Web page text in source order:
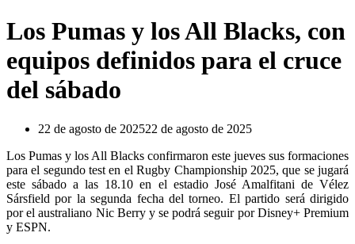
Los Pumas y los All Blacks, con
equipos definidos para el cruce
del sábado
22 de agosto de 202522 de agosto de 2025
Los Pumas y los All Blacks confirmaron este jueves sus formaciones
para el segundo test en el Rugby Championship 2025, que se jugará
este sábado a las 18.10 en el estadio José Amalfitani de Vélez
Sársfield por la segunda fecha del torneo. El partido será dirigido
por el australiano Nic Berry y se podrá seguir por Disney+ Premium
y ESPN.